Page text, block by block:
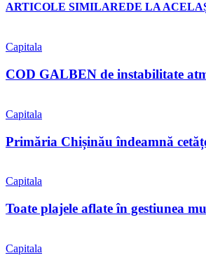
ARTICOLE SIMILAREDE LA
Capitala
COD GALBEN de instabilitate
Capitala
Primăria Chișinău îndeamnă
Capitala
Toate plajele aflate în gestiunea
Capitala